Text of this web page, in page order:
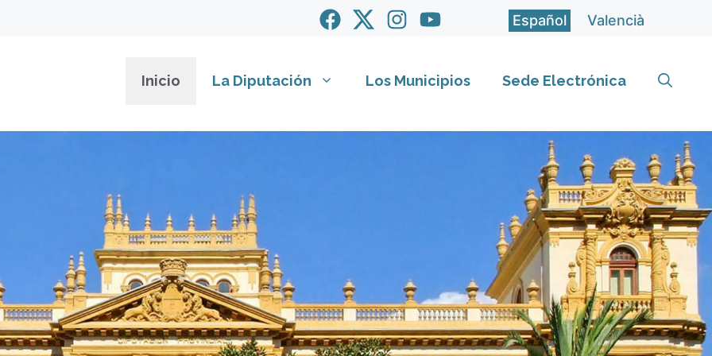
Español Valencià
Inicio La Diputación Los Municipios Sede Electrónica